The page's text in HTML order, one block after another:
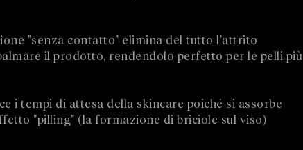
"senza contatto" elimina del tutto l'attrito
il prodotto, rendendolo perfetto per le pelli più
i tempi di attesa della skincare poiché si assorbe
"pilling" (la formazione di briciole sul viso)